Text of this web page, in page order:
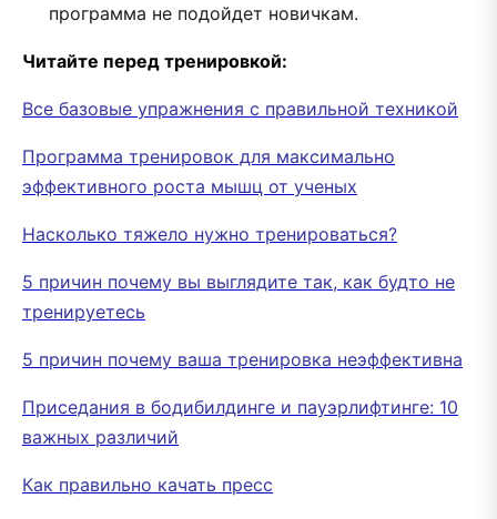
программа не подойдет новичкам.
Читайте перед тренировкой:
Все базовые упражнения с правильной техникой
Программа тренировок для максимально
эффективного роста мышц от ученых
Насколько тяжело нужно тренироваться?
5 причин почему вы выглядите так, как будто не
тренируетесь
5 причин почему ваша тренировка неэффективна
Приседания в бодибилдинге и пауэрлифтинге: 10
важных различий
Как правильно качать пресс